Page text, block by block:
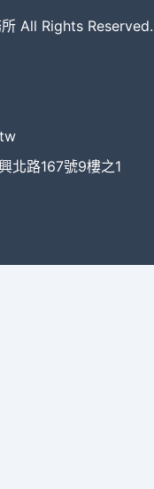
All Rights Reserved.
北路167號9樓之1